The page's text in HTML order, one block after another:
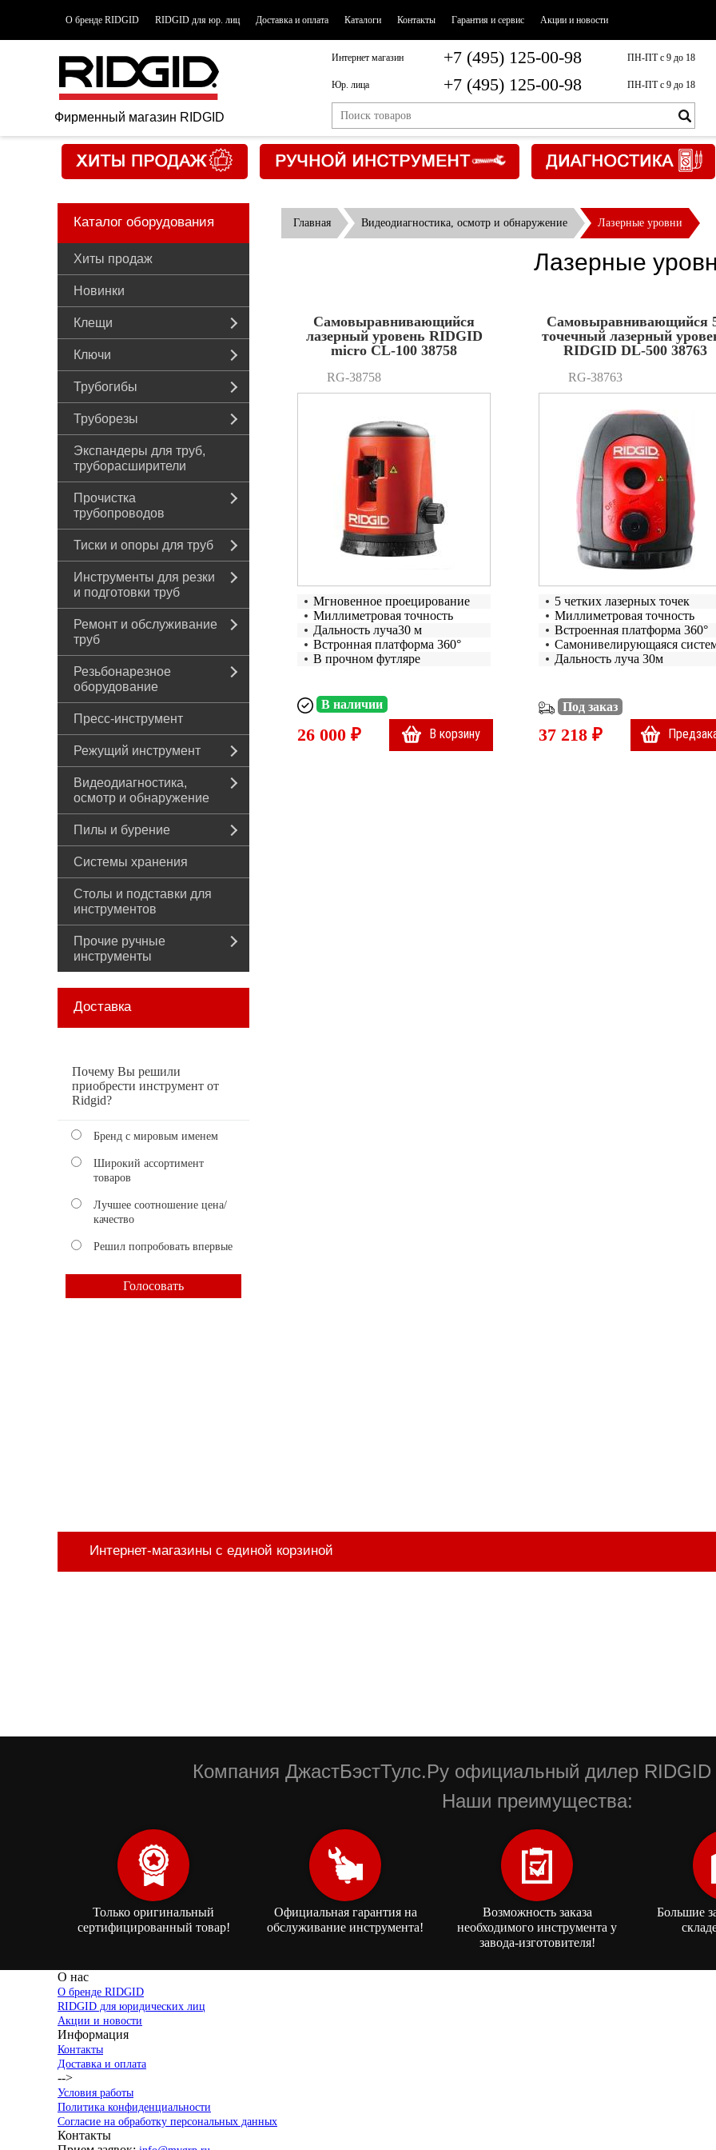
О бренде RIDGID RIDGID для юр. лиц Доставка и оплата Каталоги Контакты Гарантия и сервис Акции и новости
Фирменный магазин RIDGID
Интернет магазин +7 (495) 125-00-98 ПН-ПТ с 9 до 18
Юр. лица +7 (495) 125-00-98 ПН-ПТ с 9 до 18
Каталог оборудования
Хиты продаж
Новинки
Клещи
Ключи
Трубогибы
Труборезы
Экспандеры для труб,
труборасширители
Прочистка
трубопроводов
Тиски и опоры для труб
Инструменты для резки
и подготовки труб
Ремонт и обслуживание
труб
Резьбонарезное
оборудование
Пресс-инструмент
Режущий инструмент
Видеодиагностика,
осмотр и обнаружение
Пилы и бурение
Системы хранения
Столы и подставки для
инструментов
Прочие ручные
инструменты
Доставка
Почему Вы решили
приобрести инструмент от
Ridgid?
Бренд с мировым именем
Широкий ассортимент
товаров
Лучшее соотношение цена/
качество
Решил попробовать впервые
Главная Видеодиагностика, осмотр и обнаружение Лазерные уровни
Лазерные
Самовыравнивающийся
лазерный уровень RIDGID
micro CL-100 38758
RG-38758
Мгновенное проецирование
Миллиметровая точность
Дальность луча30 м
Встронная платформа 360°
В прочном футляре
В наличии
26 000 ₽ В корзину
Самовыравнивающийся
точечный лазерный
RIDGID DL-500 38763
RG-38763
5 четких лазерных точек
Миллиметровая точность
Встроенная платформа 360°
Самонивелирующаяся
Дальность луча 30м
Под заказ
37 218 ₽
Интернет-магазины с единой корзиной
Компания ДжастБэстТулс.Ру официальный дилер
Наши преимущества:
Только оригинальный
сертифицированный товар!
Официальная гарантия на
обслуживание инструмента!
Возможность заказа
необходимого инструмента у
завода-изготовителя!
Большие
О нас
О бренде RIDGID
RIDGID для юридических лиц
Акции и новости
Информация
Контакты
Доставка и оплата
-->
Условия работы
Политика конфиденциальности
Согласие на обработку персональных данных
Контакты